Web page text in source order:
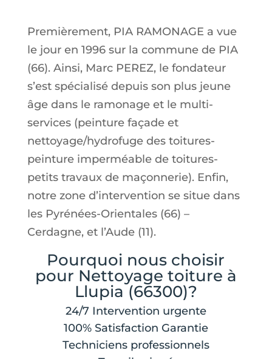
Premièrement, PIA RAMONAGE a vue
le jour en 1996 sur la commune de PIA
(66). Ainsi, Marc PEREZ, le fondateur
s’est spécialisé depuis son plus jeune
âge dans le ramonage et le multi-
services (peinture façade et
nettoyage/hydrofuge des toitures-
peinture imperméable de toitures-
petits travaux de maçonnerie). Enfin,
notre zone d’intervention se situe dans
les Pyrénées-Orientales (66) –
Cerdagne, et l’Aude (11).
Pourquoi nous choisir
pour Nettoyage toiture à
Llupia (66300)?
24/7 Intervention urgente
100% Satisfaction Garantie
Techniciens professionnels